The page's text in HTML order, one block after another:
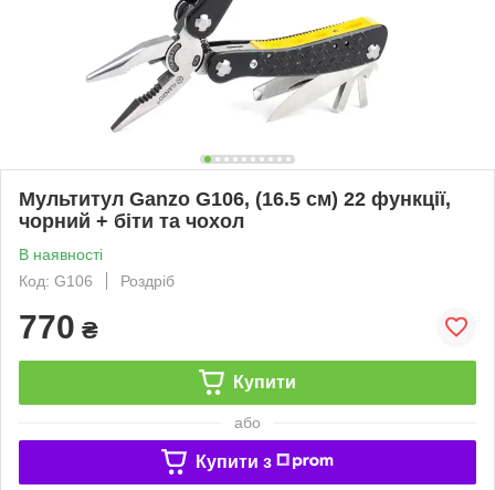
Мультитул Ganzo G106, (16.5 см) 22 функції,
чорний + біти та чохол
В наявності
Код: G106
Роздріб
770 ₴
Купити
або
Купити з